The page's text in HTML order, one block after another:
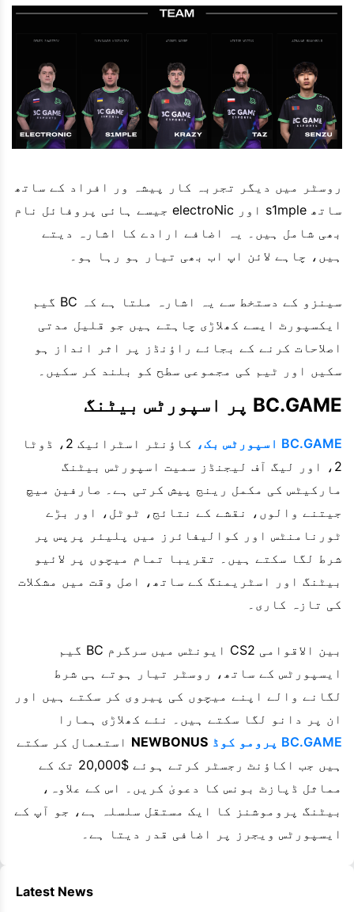
روسٹر میں دیگر تجربہ کار پیشہ ور افراد کے ساتھ
ساتھ s1mple اور electroNic جیسے ہائی پروفائل نام
بھی شامل ہیں۔ یہ اضافے ارادے کا اشارہ دیتے
ہیں، چاہے لائن اپ اب بھی تیار ہو رہا ہو۔
سینزو کے دستخط سے یہ اشارہ ملتا ہے کہ BC گیم
ایکسپورٹ ایسے کھلاڑی چاہتے ہیں جو قلیل مدتی
اصلاحات کرنے کے بجائے راؤنڈز پر اثر انداز ہو
سکیں اور ٹیم کی مجموعی سطح کو بلند کر سکیں۔
BC.GAME پر اسپورٹس بیٹنگ
BC.GAME اسپورٹس بک،
کاؤنٹر اسٹرائیک 2، ڈوٹا
2، اور لیگ آف لیجنڈز سمیت اسپورٹس بیٹنگ
مارکیٹس کی مکمل رینج پیش کرتی ہے۔ صارفین میچ
جیتنے والوں، نقشے کے نتائج، ٹوٹل، اور بڑے
ٹورنامنٹس اور کوالیفائرز میں پلیئر پرپس پر
شرط لگا سکتے ہیں۔ تقریبا تمام میچوں پر لائیو
بیٹنگ اور اسٹریمنگ کے ساتھ، اصل وقت میں مشکلات
کی تازہ کاری۔
بین الاقوامی CS2 ایونٹس میں سرگرم BC گیم
ایسپورٹس کے ساتھ، روسٹر تیار ہوتے ہی شرط
لگانے والے اپنے میچوں کی پیروی کر سکتے ہیں اور
ان پر دانو لگا سکتے ہیں۔ نئے کھلاڑی ہمارا
BC.GAME پرومو کوڈ
NEWBONUS استعمال کر سکتے
ہیں جب اکاؤنٹ رجسٹر کرتے ہوئے $20,000 تک کے
مماثل ڈپازٹ بونس کا دعویٰ کریں۔ اس کے علاوہ،
بیٹنگ پروموشنز کا ایک مستقل سلسلہ ہے، جو آپ کے
ایسپورٹس ویجرز پر اضافی قدر دیتا ہے۔
Latest News